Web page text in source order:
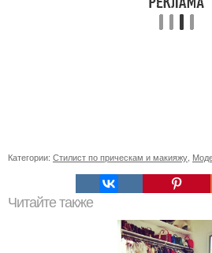
Категории: Стилист по прическам и макияжу,
Читайте также